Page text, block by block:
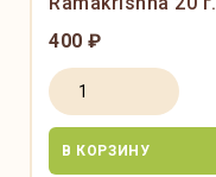
400 ₽
В КОРЗИНУ